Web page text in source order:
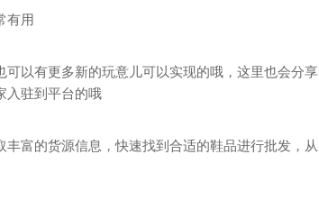
有用
以有更多新的玩意儿可以实现的哦，这里也会分享
入驻到平台的哦
富的货源信息，快速找到合适的鞋品进行批发，从